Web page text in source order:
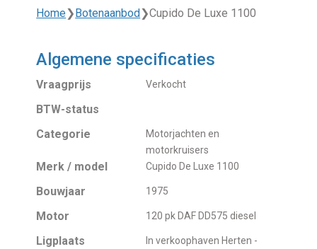
Home❯ Botenaanbod ❯Cupido De Luxe 1100
Algemene specificaties
Vraagprijs Verkocht
BTW-status
Categorie
Motorjachten en
motorkruisers
Merk / model Cupido De Luxe 1100
Bouwjaar 1975
Motor 120 pk DAF DD575 diesel
Ligplaats
In verkoophaven Herten -